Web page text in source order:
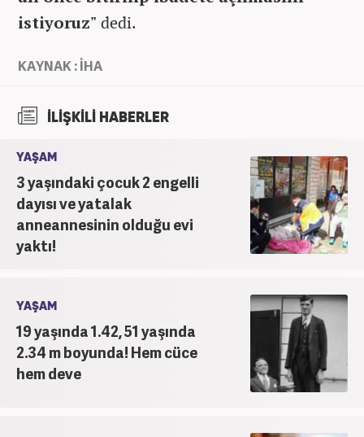
istiyoruz" dedi.
KAYNAK : İHA
İLİŞKİLİ HABERLER
YAŞAM
3 yaşındaki çocuk 2 engelli
dayısı ve yatalak
anneannesinin olduğu evi
yaktı!
YAŞAM
19 yaşında 1.42, 51 yaşında
2.34 m boyunda! Hem cüce
hem deve